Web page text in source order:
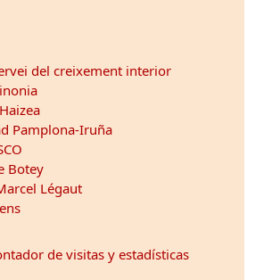
del creixement interior
Pamplona-Iruña
Botey
Légaut